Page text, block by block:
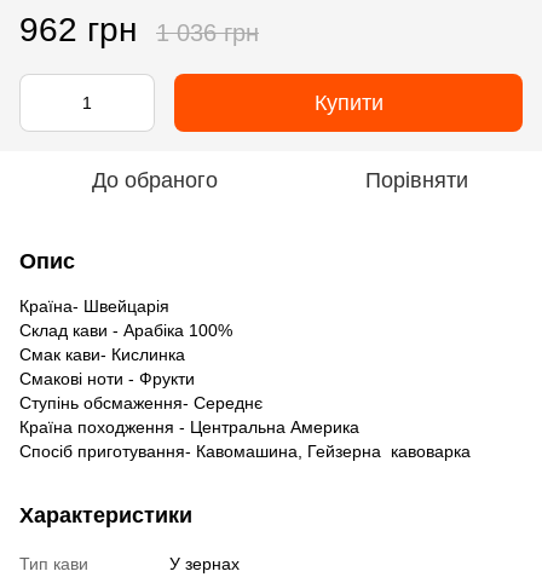
962 грн 1 036 грн
Купити
До обраного Порівняти
Опис
Країна- Швейцарія
Склад кави - Арабіка 100%
Смак кави- Кислинка
Смакові ноти - Фрукти
Ступінь обсмаження- Середнє
Країна походження - Центральна Америка
Спосіб приготування- Кавомашина, Гейзерна кавоварка
Характеристики
Тип кави
У зернах